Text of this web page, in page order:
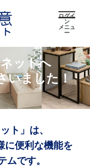
ログイ
ン
メニュ
ー
ットへ
いました！
ト」は、
に便利な機能を
ムです。